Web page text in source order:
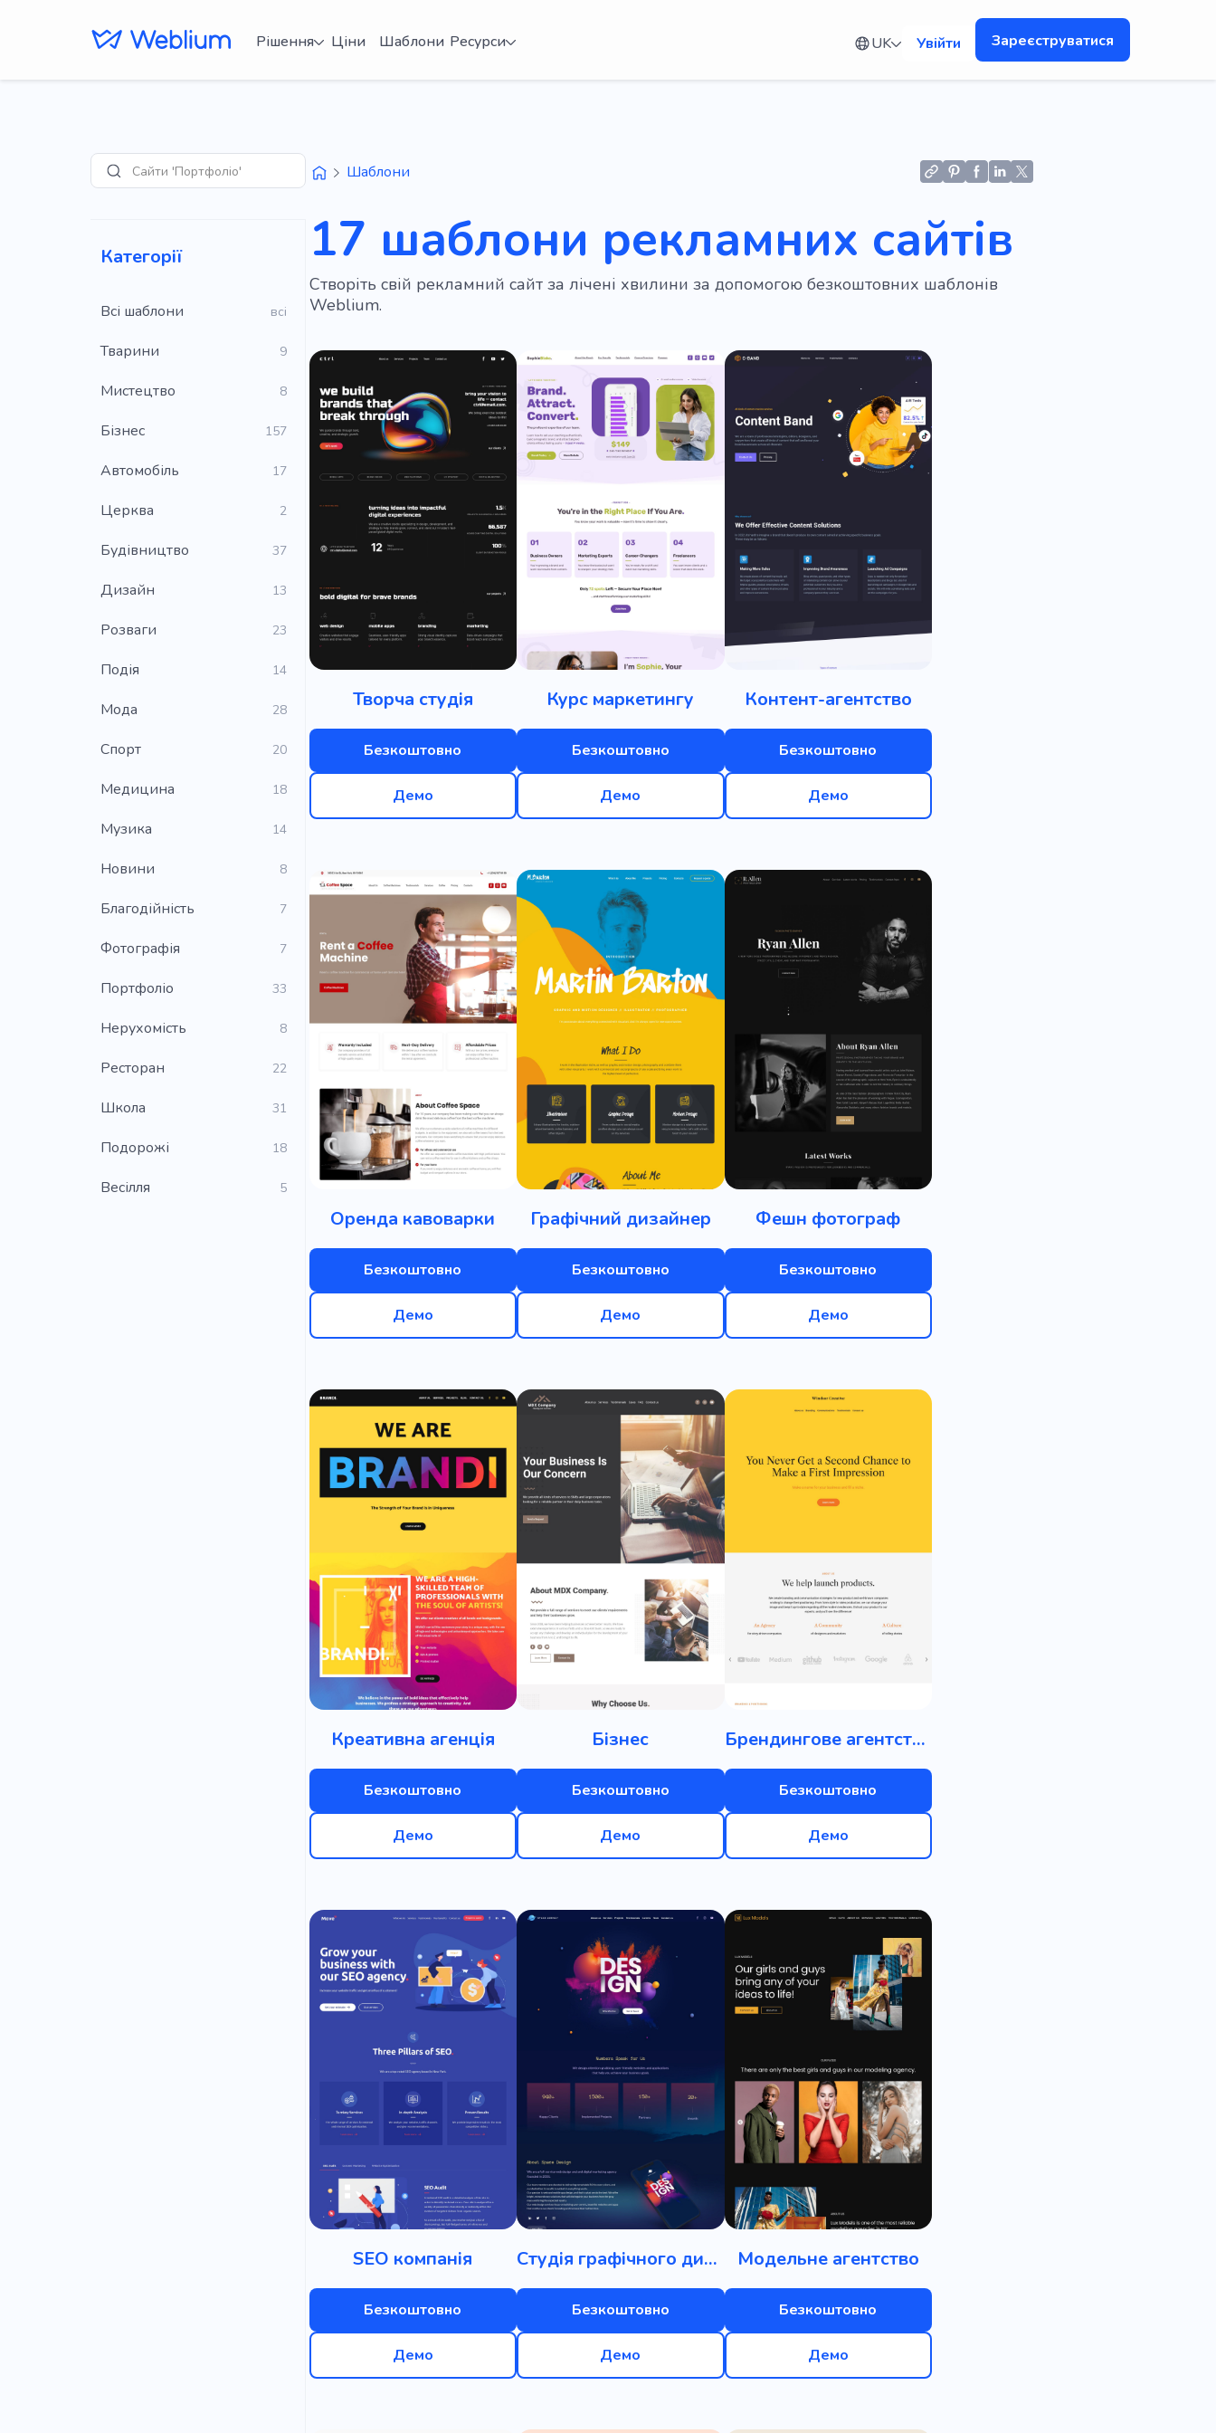
Рішення Ціни Шаблони Ресурси UK Увійти Зареєструватися
ПошукСайти 'Портфоліо'
Категорії
Всі шаблони всі
Тварини 9
Мистецтво 8
Бізнес 157
Автомобіль 17
Церква 2
Будівництво 37
Дизайн 13
Розваги 23
Подія 14
Мода 28
Cпорт 20
Медицина 18
Музика 14
Новини 8
Благодійність 7
Фотографія 7
Портфоліо 33
Нерухомість 8
Ресторан 22
Школа 31
Подорожі 18
Весілля 5
Шаблони
17 шаблони рекламних сайтів
Створіть свій рекламний сайт за лічені хвилини за допомогою безкоштовних шаблонів
Weblium.
Творча студія
Безкоштовно
Демо
Курс маркетингу
Безкоштовно
Демо
Контент-агентство
Безкоштовно
Демо
Оренда кавоварки
Безкоштовно
Демо
Графічний дизайнер
Безкоштовно
Демо
Фешн фотограф
Безкоштовно
Демо
Креативна агенція
Безкоштовно
Демо
Бізнес
Безкоштовно
Демо
Брендингове агентство
Безкоштовно
Демо
SEO компанія
Безкоштовно
Демо
Студія графічного дизайну
Безкоштовно
Демо
Модельне агентство
Безкоштовно
Демо